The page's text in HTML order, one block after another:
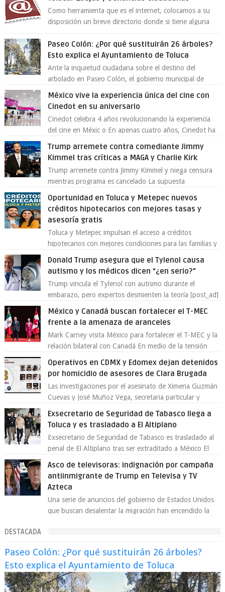
Como herramienta que es el internet, colocamos a su
disposición un breve directorio donde si tiene alguna
Paseo Colón: ¿Por qué sustituirán 26 árboles?
Esto explica el Ayuntamiento de Toluca
Ante la inquietud ciudadana sobre el destino del
arbolado en Paseo Colón, el gobierno municipal de
México vive la experiencia única del cine con
Cinedot en su aniversario
Cinedot celebra 4 años revolucionando la experiencia
del cine en Méxic o En apenas cuatro años, Cinedot ha
Trump arremete contra comediante Jimmy
Kimmel tras críticas a MAGA y Charlie Kirk
Trump arremete contra Jimmy Kimmel y niega censura
mientras programa es cancelado La supuesta
Oportunidad en Toluca y Metepec nuevos
créditos hipotecarios con mejores tasas y
asesoría gratis
Toluca y Metepec impulsan el acceso a créditos
hipotecarios con mejores condiciones para las familias y
Donald Trump asegura que el Tylenol causa
autismo y los médicos dicen “¿en serio?”
Trump vincula el Tylenol con autismo durante el
embarazo, pero expertos desmienten la teoría [post_ad]
México y Canadá buscan fortalecer el T-MEC
frente a la amenaza de aranceles
Mark Carney visita México para fortalecer el T-MEC y la
relación bilateral con Canadá En medio de la tensión
Operativos en CDMX y Edomex dejan detenidos
por homicidio de asesores de Clara Brugada
Las investigaciones por el asesinato de Ximena Guzmán
Cuevas y José Muñoz Vega, secretaria particular y
Exsecretario de Seguridad de Tabasco llega a
Toluca y es trasladado a El Altiplano
Exsecretario de Seguridad de Tabasco es trasladado al
penal de El Altiplano tras ser extraditado a México El
Asco de televisoras: indignación por campaña
antiinmigrante de Trump en Televisa y TV
Azteca
Una serie de anuncios del gobierno de Estados Unidos
que buscan desalentar la migración han encendido la
DESTACADA
Paseo Colón: ¿Por qué sustituirán 26 árboles?
Esto explica el Ayuntamiento de Toluca